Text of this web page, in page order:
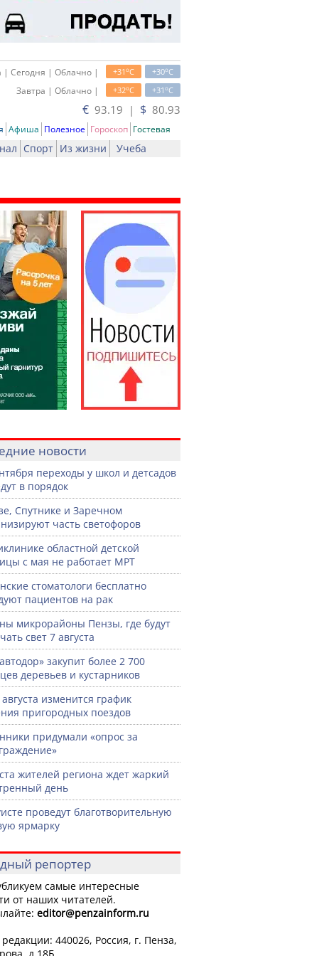
+30oC
+31oC
| Сегодня | Облачно |
+31oC
+32oC
Завтра | Облачно |
€ 93.19 | $ 80.93
Афиша Полезное Гороскоп Гостевая
Спорт Из жизни Учеба
новости
переходы у школ и детсадов
в порядок
Спутнике и Заречном
часть светофоров
областной детской
с мая не работает МРТ
стоматологи бесплатно
пациентов на рак
микрорайоны Пензы, где будут
свет 7 августа
закупит более 2 700
деревьев и кустарников
изменится график
пригородных поездов
придумали «опрос за
жителей региона ждет жаркий
день
проведут благотворительную
ярмарку
репортер
самые интересные
от наших читателей.
editor@penzainform.ru
440026, Россия, г. Пенза,